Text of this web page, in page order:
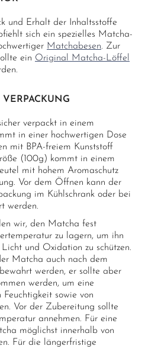
und Erhalt der Inhaltsstoffe
sich ein spezielles Matcha-
Matchabesen. Zur
ein Original Matcha-Löffel
verpackt in einem
in einer hochwertigen Dose
mit BPA-freiem Kunststoff
(100g) kommt in einem
mit hohem Aromaschutz
Vor dem Öffnen kann der
im Kühlschrank oder bei
werden.
wir, den Matcha fest
zu lagern, um ihn
und Oxidation zu schützen.
Matcha auch nach dem
werden, er sollte aber
werden, um eine
sowie von
Vor der Zubereitung sollte
annehmen. Für eine
möglichst innerhalb von
Für die längerfristige